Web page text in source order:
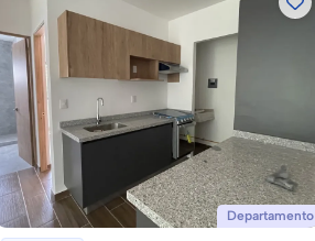
Departamento